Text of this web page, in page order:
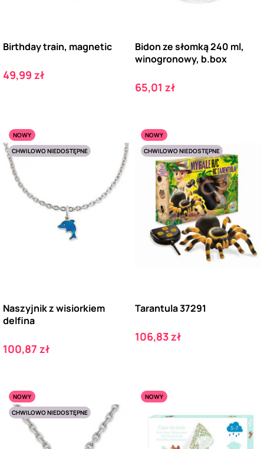
Birthday train, magnetic
Cena
49,99 zł
Bidon ze słomką 240 ml,
winogronowy, b.box
Cena
65,01 zł
NOWY
CHWILOWO NIEDOSTĘPNE
Naszyjnik z wisiorkiem
delfina
Cena
100,87 zł
NOWY
CHWILOWO NIEDOSTĘPNE
Tarantula 37291
Cena
106,83 zł
NOWY
CHWILOWO NIEDOSTĘPNE
NOWY